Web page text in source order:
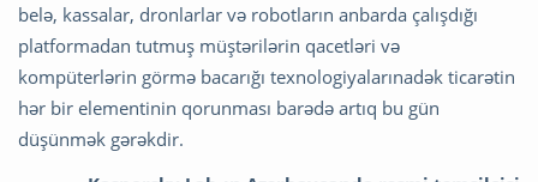
belə, kassalar, dronlarlar və robotların anbarda çalışdığı
platformadan tutmuş müştərilərin qacetləri və
kompüterlərin görmə bacarığı texnologiyalarınadək ticarətin
hər bir elementinin qorunması barədə artıq bu gün
düşünmək gərəkdir.